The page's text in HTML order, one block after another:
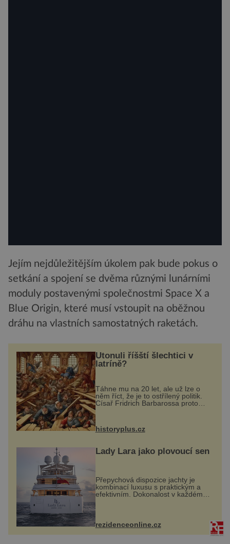
Jejím nejdůležitějším úkolem pak bude pokus o
setkání a spojení se dvěma různými lunárními
moduly postavenými společnostmi Space X a
Blue Origin, které musí vstoupit na oběžnou
dráhu na vlastních samostatných raketách.
Utonuli říšští šlechtici v
latríně?
Táhne mu na 20 let, ale už lze o
něm říct, že je to ostřílený politik.
Císař Fridrich Barbarossa proto
posílá svého syna a dědice
Jindřicha VI. do Erfurtu, aby se stal
prostředníkem při řešení sporu m...
historyplus.cz
Lady Lara jako plovoucí sen
Přepychová dispozice jachty je
kombinací luxusu s praktickým a
efektivním. Dokonalost v každém
detailu představuje značka Fendi
Casa, kterou byly vybaveny její
paluby. Monacký přístav nabízí
každoročn...
rezidenceonline.cz